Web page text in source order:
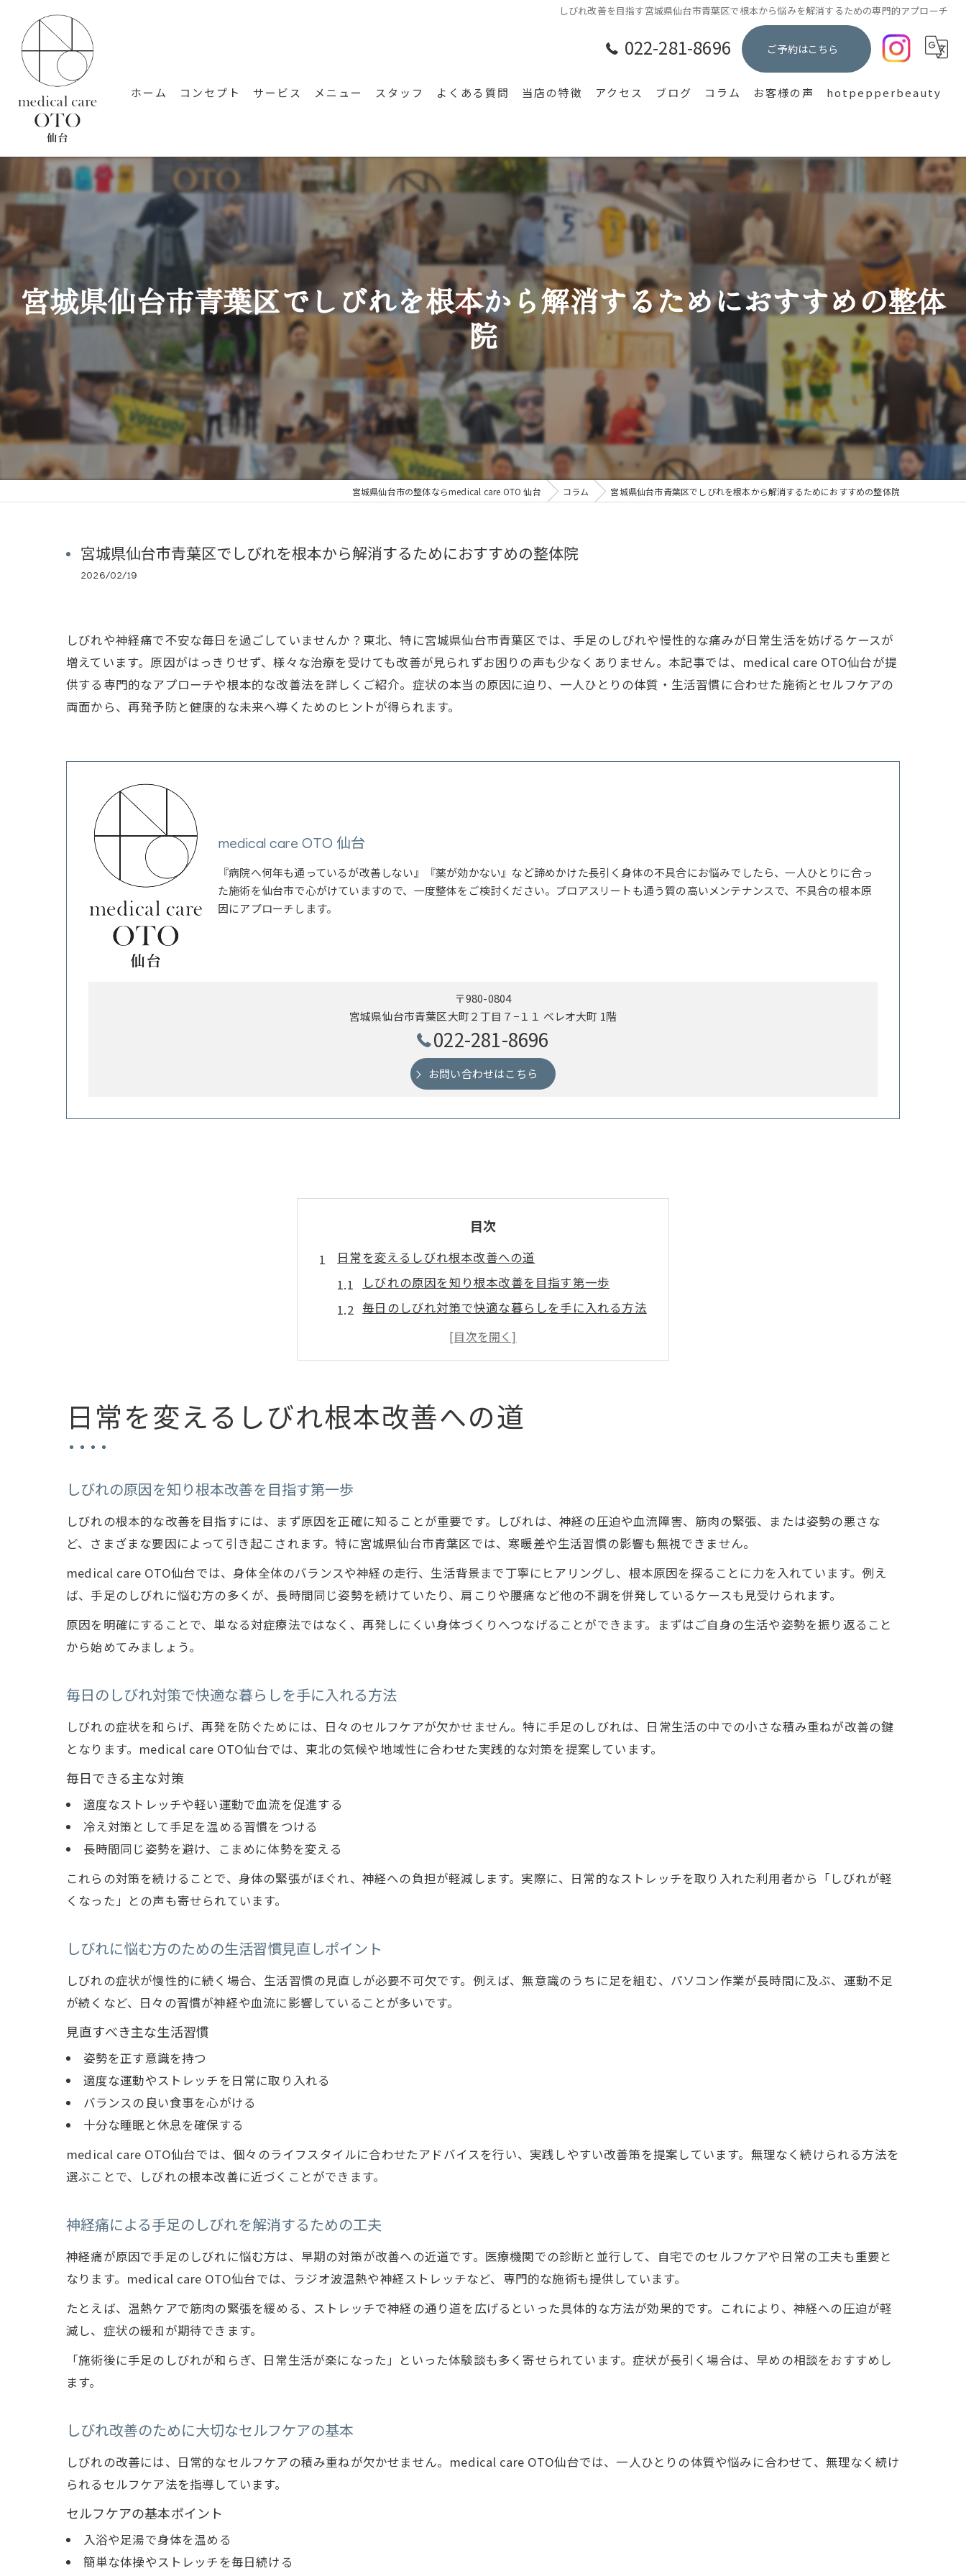
しびれ改善を目指す宮城県仙台市青葉区で根本から悩みを解消するための専門的アプローチ
022-281-8696 ご予約はこちら
ホーム コンセプト サービス メニュー スタッフ よくある質問 当店の特徴
膝
スポーツ
頭痛
アクセス ブログ コラム お客様の声 hotpepperbeauty
宮城県仙台市青葉区でしびれを根本から解消するためにおすすめの整体
院
宮城県仙台市の整体ならmedical care OTO 仙台 コラム 宮城県仙台市青葉区でしびれを根本から解消するためにおすすめの整体院
宮城県仙台市青葉区でしびれを根本から解消するためにおすすめの整体院
2026/02/19
しびれや神経痛で不安な毎日を過ごしていませんか？東北、特に宮城県仙台市青葉区では、手足のしびれや慢性的な痛みが日常生活を妨げるケースが
増えています。原因がはっきりせず、様々な治療を受けても改善が見られずお困りの声も少なくありません。本記事では、medical care OTO仙台が提
供する専門的なアプローチや根本的な改善法を詳しくご紹介。症状の本当の原因に迫り、一人ひとりの体質・生活習慣に合わせた施術とセルフケアの
両面から、再発予防と健康的な未来へ導くためのヒントが得られます。
medical care OTO 仙台
『病院へ何年も通っているが改善しない』『薬が効かない』など諦めかけた長引く身体の不具合にお悩みでしたら、一人ひとりに合っ
た施術を仙台市で心がけていますので、一度整体をご検討ください。プロアスリートも通う質の高いメンテナンスで、不具合の根本原
因にアプローチします。
〒980-0804
宮城県仙台市青葉区大町２丁目７−１１ ベレオ大町 1階
022-281-8696
お問い合わせはこちら
目次
日常を変えるしびれ根本改善への道
しびれの原因を知り根本改善を目指す第一歩
毎日のしびれ対策で快適な暮らしを手に入れる方法
しびれに悩む方のための生活習慣見直しポイント
神経痛による手足のしびれを解消するための工夫
神経痛や慢性痛から自由になる方法を探して
神経痛としびれの密接な関係を徹底解説
medical care OTO仙台が提案する神経痛改善法
東北で受けられるしびれ改善の専門施術とは
しびれと神経痛に強い医療施設の選び方
しびれ改善に役立つ東北エリアのセルフケア術
手足のしびれ改善に向けた日常ケアの大切さ
自分に合ったしびれ回復プランの立て方
慢性のしびれ症状に潜む意外な要因を探る
medical care OTO仙台の原因追及アプローチ
生活習慣を見直し再発を防ぐセルフケアのコツ
日常を変えるしびれ根本改善への道
しびれの原因を知り根本改善を目指す第一歩
しびれの根本的な改善を目指すには、まず原因を正確に知ることが重要です。しびれは、神経の圧迫や血流障害、筋肉の緊張、または姿勢の悪さな
ど、さまざまな要因によって引き起こされます。特に宮城県仙台市青葉区では、寒暖差や生活習慣の影響も無視できません。
medical care OTO仙台では、身体全体のバランスや神経の走行、生活背景まで丁寧にヒアリングし、根本原因を探ることに力を入れています。例え
ば、手足のしびれに悩む方の多くが、長時間同じ姿勢を続けていたり、肩こりや腰痛など他の不調を併発しているケースも見受けられます。
原因を明確にすることで、単なる対症療法ではなく、再発しにくい身体づくりへつなげることができます。まずはご自身の生活や姿勢を振り返ること
から始めてみましょう。
毎日のしびれ対策で快適な暮らしを手に入れる方法
しびれの症状を和らげ、再発を防ぐためには、日々のセルフケアが欠かせません。特に手足のしびれは、日常生活の中での小さな積み重ねが改善の鍵
となります。medical care OTO仙台では、東北の気候や地域性に合わせた実践的な対策を提案しています。
毎日できる主な対策
適度なストレッチや軽い運動で血流を促進する
冷え対策として手足を温める習慣をつける
長時間同じ姿勢を避け、こまめに体勢を変える
これらの対策を続けることで、身体の緊張がほぐれ、神経への負担が軽減します。実際に、日常的なストレッチを取り入れた利用者から「しびれが軽
くなった」との声も寄せられています。
しびれに悩む方のための生活習慣見直しポイント
しびれの症状が慢性的に続く場合、生活習慣の見直しが必要不可欠です。例えば、無意識のうちに足を組む、パソコン作業が長時間に及ぶ、運動不足
が続くなど、日々の習慣が神経や血流に影響していることが多いです。
見直すべき主な生活習慣
姿勢を正す意識を持つ
適度な運動やストレッチを日常に取り入れる
バランスの良い食事を心がける
十分な睡眠と休息を確保する
medical care OTO仙台では、個々のライフスタイルに合わせたアドバイスを行い、実践しやすい改善策を提案しています。無理なく続けられる方法を
選ぶことで、しびれの根本改善に近づくことができます。
神経痛による手足のしびれを解消するための工夫
神経痛が原因で手足のしびれに悩む方は、早期の対策が改善への近道です。医療機関での診断と並行して、自宅でのセルフケアや日常の工夫も重要と
なります。medical care OTO仙台では、ラジオ波温熱や神経ストレッチなど、専門的な施術も提供しています。
たとえば、温熱ケアで筋肉の緊張を緩める、ストレッチで神経の通り道を広げるといった具体的な方法が効果的です。これにより、神経への圧迫が軽
減し、症状の緩和が期待できます。
「施術後に手足のしびれが和らぎ、日常生活が楽になった」といった体験談も多く寄せられています。症状が長引く場合は、早めの相談をおすすめし
ます。
しびれ改善のために大切なセルフケアの基本
しびれの改善には、日常的なセルフケアの積み重ねが欠かせません。medical care OTO仙台では、一人ひとりの体質や悩みに合わせて、無理なく続け
られるセルフケア法を指導しています。
セルフケアの基本ポイント
入浴や足湯で身体を温める
簡単な体操やストレッチを毎日続ける